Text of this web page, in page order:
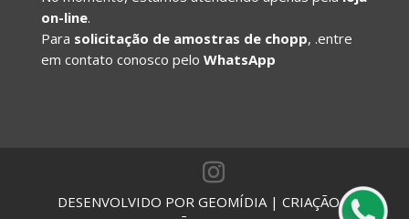
on-line.
Para solicitação de amostras de chopp, .entre
em contato conosco pelo WhatsApp
DESENVOLVIDO POR GEOMÍDIA | CRIAÇÃO E